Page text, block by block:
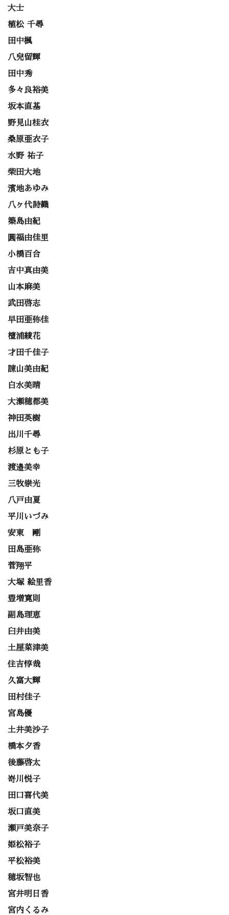
大士
植松 千尋
田中楓
八兒留輝
田中秀
多々良裕美
坂本直基
野見山桂衣
桑原亜衣子
水野 祐子
柴田大地
濱地あゆみ
八ヶ代詩織
築島由紀
圓福由佳里
小橋百合
吉中真由美
山本麻美
武田啓志
早田亜弥佳
檀浦綾花
才田千佳子
諌山美由紀
白水美晴
大瀬穂都美
神田英樹
出川千尋
杉原とも子
渡邉美幸
三牧崇光
八戸由夏
平川いづみ
安東 剛
田島亜弥
菅翔平
大塚 絵里香
豊増寛則
副島理恵
臼井由美
土屋菜津美
住吉惇哉
久富大輝
田村佳子
宮島優
土井美沙子
橋本夕香
後藤啓太
嵜川悦子
田口喜代美
坂口直美
瀬戸美奈子
姫松裕子
平松裕美
穂坂智也
宮井明日香
宮内くるみ